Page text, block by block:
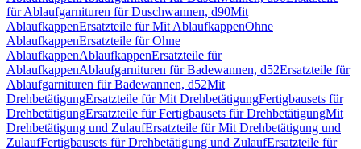
für Ablaufgarnituren für Duschwannen, d90Mit
AblaufkappenErsatzteile für Mit AblaufkappenOhne
AblaufkappenErsatzteile für Ohne
AblaufkappenAblaufkappenErsatzteile für
AblaufkappenAblaufgarnituren für Badewannen, d52Ersatzteile für
Ablaufgarnituren für Badewannen, d52Mit
DrehbetätigungErsatzteile für Mit DrehbetätigungFertigbausets für
DrehbetätigungErsatzteile für Fertigbausets für DrehbetätigungMit
Drehbetätigung und ZulaufErsatzteile für Mit Drehbetätigung und
ZulaufFertigbausets für Drehbetätigung und ZulaufErsatzteile für